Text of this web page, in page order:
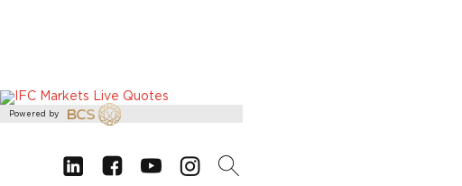
Powered by
d e g c 2